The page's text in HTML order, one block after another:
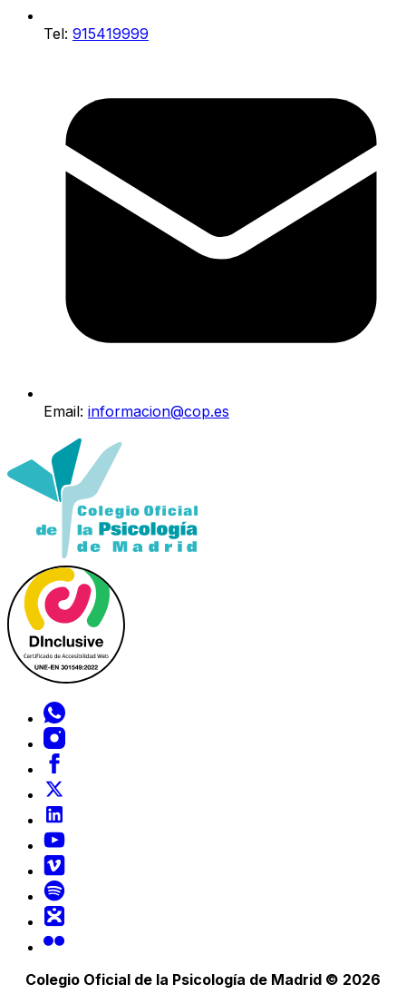
Tel: 915419999
Email: informacion@cop.es
Colegio Oficial de la Psicología de Madrid © 2026